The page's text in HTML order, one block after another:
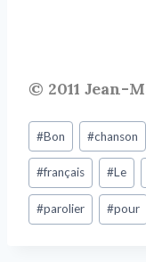
© 2011 Jean-
#Bon #chanson
#français #Le
#parolier #pour